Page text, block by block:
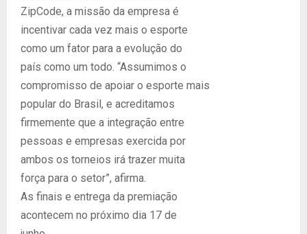
ZipCode, a missão da empresa é
incentivar cada vez mais o esporte
como um fator para a evolução do
país como um todo. “Assumimos o
compromisso de apoiar o esporte mais
popular do Brasil, e acreditamos
firmemente que a integração entre
pessoas e empresas exercida por
ambos os torneios irá trazer muita
força para o setor”, afirma.
As finais e entrega da premiação
acontecem no próximo dia 17 de